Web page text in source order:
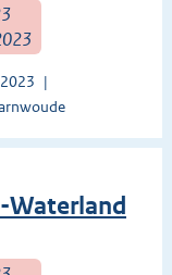
Waterland